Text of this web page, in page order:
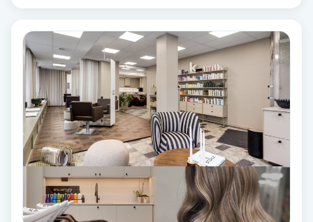
Fransrengöring
Frekvensterapi
Friskvård
Friskvårdsmassage
Frisör
Funktionsanalys